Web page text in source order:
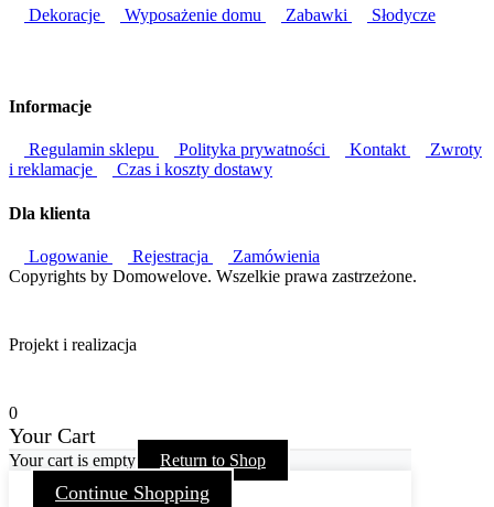
Dekoracje Wyposażenie domu Zabawki Słodycze
Informacje
Regulamin sklepu Polityka prywatności Kontakt
Zwroty
i reklamacje
Czas i koszty dostawy
Dla klienta
Logowanie Rejestracja
Zamówienia
Copyrights by Domowelove. Wszelkie prawa zastrzeżone.
Projekt i realizacja
0
Your Cart
Your cart is empty Return to Shop
Continue Shopping